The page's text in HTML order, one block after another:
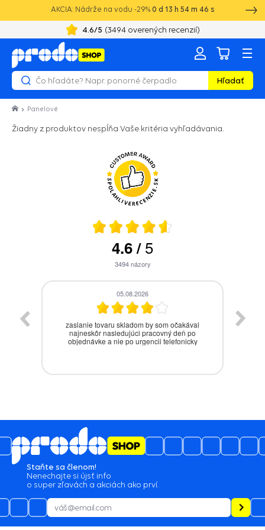
AKCIA: Nádrže na vodu -29% 0 d 13 h 54 m 46 s
4.6/5 (3494overených recenzií)
Hľadať
Panelové
Žiadny z produktov nespĺňa Vaše kritéria vyhľadávania.
4.6/5
3494názory
05.08.2026
zaslanie tovaru skladom by som očakával
najneskôr nasledujúci pracovný deň po
objednávke a nie po urgencii telefonicky
Staňte sa členom!
Nenechajte si újsť info
o super zľavách a akciách ako prví.